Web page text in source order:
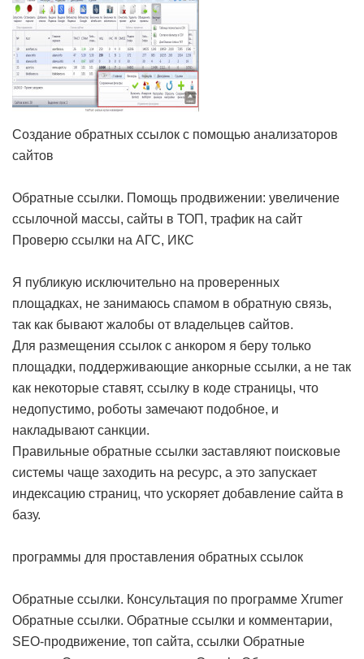
Создание обратных ссылок с помощью анализаторов
сайтов
Обратные ссылки. Помощь продвижении: увеличение
ссылочной массы, сайты в ТОП, трафик на сайт
Проверю ссылки на АГС, ИКС
Я публикую исключительно на проверенных
площадках, не занимаюсь спамом в обратную связь,
так как бывают жалобы от владельцев сайтов.
Для размещения ссылок с анкором я беру только
площадки, поддерживающие анкорные ссылки, а не так
как некоторые ставят, ссылку в коде страницы, что
недопустимо, роботы замечают подобное, и
накладывают санкции.
Правильные обратные ссылки заставляют поисковые
системы чаще заходить на ресурс, а это запускает
индексацию страниц, что ускоряет добавление сайта в
базу.
программы для проставления обратных ссылок
Обратные ссылки. Консультация по программе Xrumer
Обратные ссылки. Обратные ссылки и комментарии,
SEO-продвижение, топ сайта, ссылки Обратные